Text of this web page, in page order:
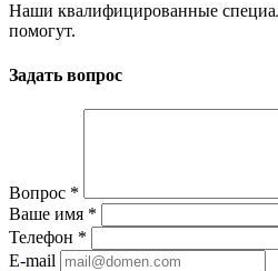
Наши квалифицированные
помогут.
Задать вопрос
Вопрос *
Ваше имя *
Телефон *
E-mail